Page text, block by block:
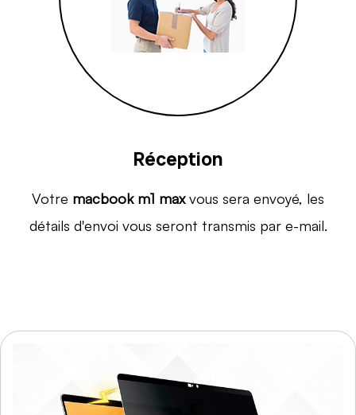
Réception
Votre macbook m1 maxvous sera envoyé, les
détails d'envoi vous seront transmis par e-mail.